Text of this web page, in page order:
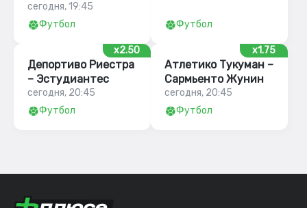
сегодня, 19:45
Футбол
Футбол
x2.50
Депортиво Риестра
– Эстудиантес
сегодня, 20:45
Футбол
x1.75
Атлетико Тукуман –
Сармьенто Жунин
сегодня, 20:45
Футбол